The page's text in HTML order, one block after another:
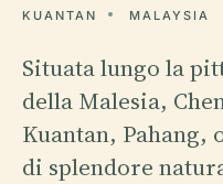
KUANTAN MALAYSIA
Situata lungo la
della Malesia,
Kuantan, Pahang,
di splendore